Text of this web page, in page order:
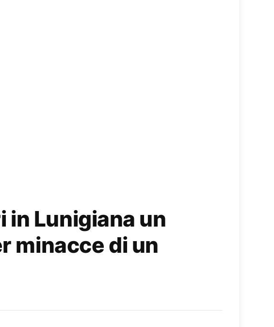
Lunigiana un
minacce di un